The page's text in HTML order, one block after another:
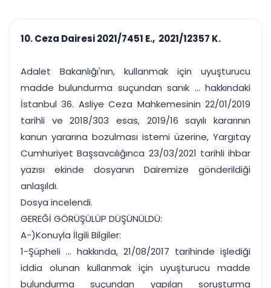
Duruşma ve görev
takvimi
Bildirim
Süreleri asla kaçırmayın
takibi
rapor
Tek panelde uçtan uca yönetim
UYAP & UETS entegrasyonundan finansa, hepsi bir arada.
Tüm özellikleri inceleyin Ücretsiz Başlayın
10. Ceza Dairesi 2021/7451 E., 2021/12357 K.
Adalet Bakanlığı'nın, kullanmak için uyuşturucu
madde bulundurma suçundan sanık ... hakkındaki
İstanbul 36. Asliye Ceza Mahkemesinin 22/01/2019
tarihli ve 2018/303 esas, 2019/16 sayılı kararının
kanun yararına bozulması istemi üzerine, Yargıtay
Cumhuriyet Başsavcılığınca 23/03/2021 tarihli ihbar
yazısı ekinde dosyanın Dairemize gönderildiği
anlaşıldı.
Dosya incelendi.
GEREĞİ GÖRÜŞÜLÜP DÜŞÜNÜLDÜ:
A-)Konuyla İlgili Bilgiler:
1-Şüpheli ... hakkında, 21/08/2017 tarihinde işlediği
iddia olunan kullanmak için uyuşturucu madde
bulundurma suçundan yapılan soruşturma